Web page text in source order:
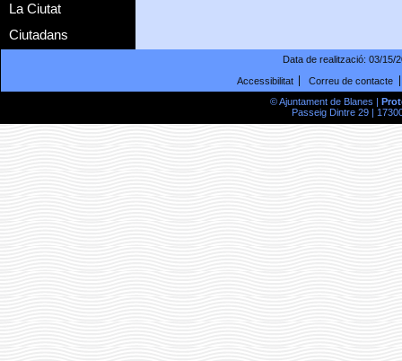
La Ciutat
Ciutadans
Data de realització: 03/15/
Accessibilitat
Correu de contacte
© Ajuntament de Blanes |
Passeig Dintre 29 |